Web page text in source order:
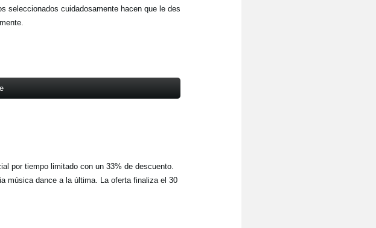
seleccionados cuidadosamente hacen que le des
por tiempo limitado con un 33% de descuento.
música dance a la última. La oferta finaliza el 30